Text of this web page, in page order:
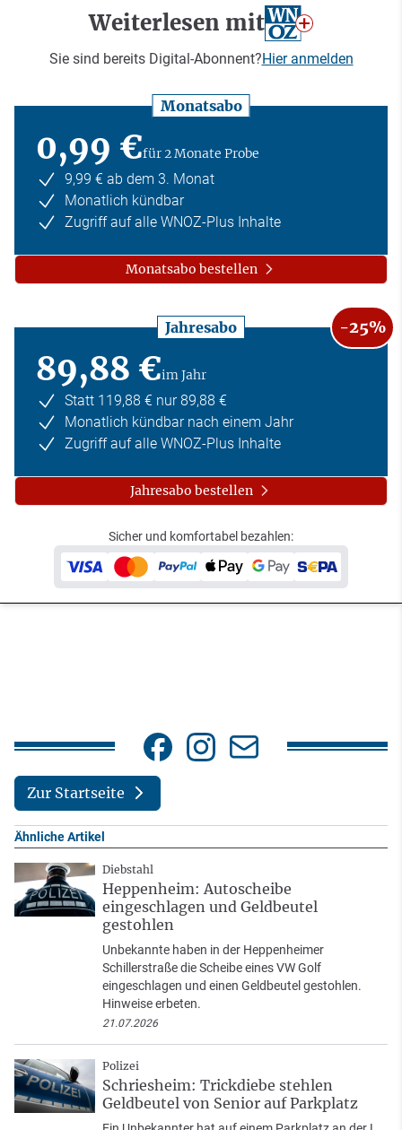
Weiterlesen mit
Sie sind bereits Digital-Abonnent?Hier anmelden
Monatsabo
0,99 €für 2 Monate Probe
9,99 € ab dem 3. Monat
Monatlich kündbar
Zugriff auf alle WNOZ-Plus Inhalte
Monatsabo bestellen
Jahresabo -25%
89,88 €im Jahr
Statt 119,88 € nur 89,88 €
Monatlich kündbar nach einem Jahr
Zugriff auf alle WNOZ-Plus Inhalte
Jahresabo bestellen
Sicher und komfortabel bezahlen:
Zur Startseite
Ähnliche Artikel
Diebstahl
Heppenheim: Autoscheibe
eingeschlagen und Geldbeutel
gestohlen
Unbekannte haben in der Heppenheimer
Schillerstraße die Scheibe eines VW Golf
eingeschlagen und einen Geldbeutel gestohlen.
Hinweise erbeten.
21.07.2026
Polizei
Schriesheim: Trickdiebe stehlen
Geldbeutel von Senior auf Parkplatz